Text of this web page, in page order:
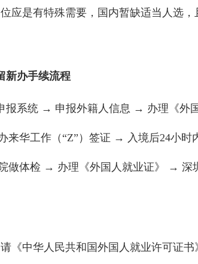
应是有特殊需要，国内暂缺适当人选
新办手续流程
报系统 → 申报外籍人信息 → 办理《
来华工作（“Z”）签证 → 入境后24小
做体检 → 办理《外国人就业证》 → 深
《中华人民共和国外国人就业许可证书